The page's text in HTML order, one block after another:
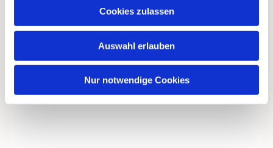
Cookies zulassen
Auswahl erlauben
Nur notwendige Cookies